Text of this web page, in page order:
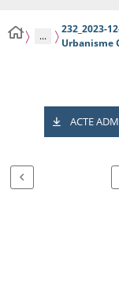
...
232_2023-
Urbanisme
ACTE